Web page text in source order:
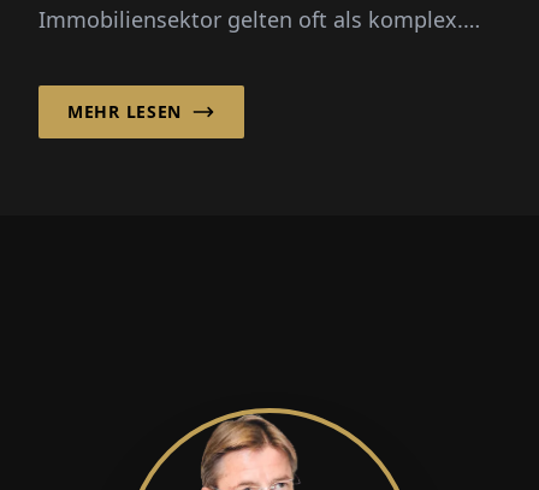
Immobiliensektor gelten oft als komplex.
dara...
MEHR LESEN